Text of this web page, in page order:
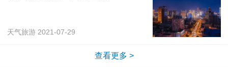
天气旅游 2021-07-29
查看更多 >